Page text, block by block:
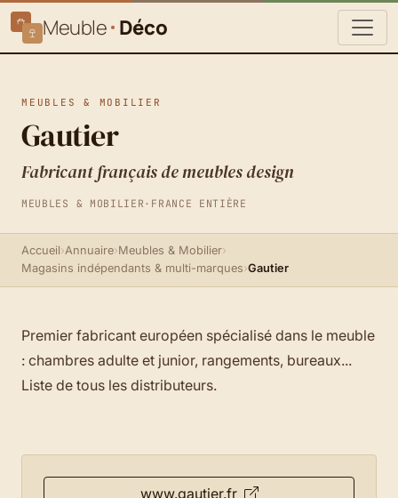
Meuble Déco
MEUBLES & MOBILIER
Gautier
Fabricant français de meubles design
MEUBLES & MOBILIER · FRANCE ENTIÈRE
Accueil›Annuaire›Meubles & Mobilier›
Magasins indépendants & multi-marques›Gautier
Premier fabricant européen spécialisé dans le meuble
: chambres adulte et junior, rangements, bureaux...
Liste de tous les distributeurs.
www.gautier.fr